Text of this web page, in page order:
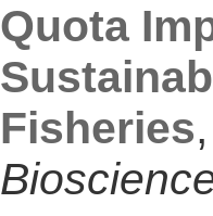
Quota
Fisheries